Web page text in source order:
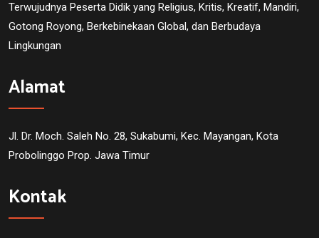
Terwujudnya Peserta Didik yang Religius, Kritis, Kreatif, Mandiri,
Gotong Royong, Berkebinekaan Global, dan Berbudaya
Lingkungan
Alamat
Jl. Dr. Moch. Saleh No. 28, Sukabumi, Kec. Mayangan, Kota
Probolinggo Prop. Jawa Timur
Kontak